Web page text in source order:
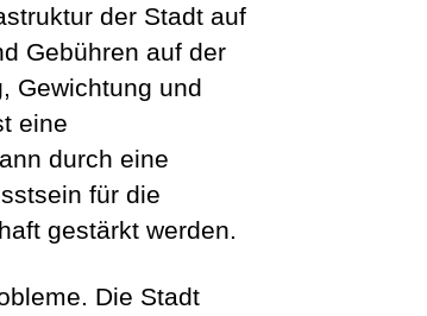
der Stadt auf
Gebühren auf der
Gewichtung und
eine
durch eine
für die
gestärkt werden.
Die Stadt